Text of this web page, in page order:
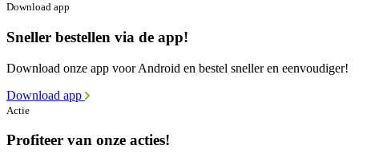
Download app
Sneller bestellen via de app!
Download onze app voor Android en bestel sneller en eenvoudiger!
Download app
Actie
Profiteer van onze acties!